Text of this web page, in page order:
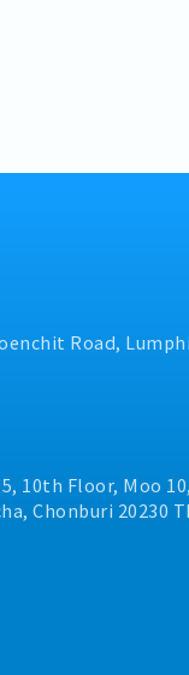
Road,
10th Floor, Moo 10,
Chonburi 20230